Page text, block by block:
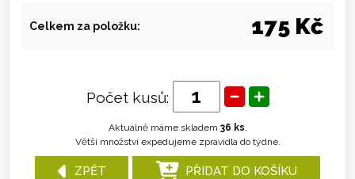
Celkem za položku: 175 Kč
Počet kusů:
Aktuálně máme skladem 36 ks
Větší množství expedujeme zpravidla do týdne.
ZPĚT PŘIDAT DO KOŠÍKU